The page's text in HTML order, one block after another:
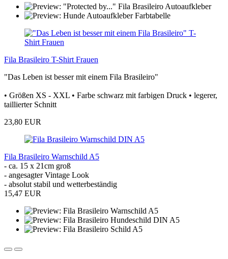
Fila Brasileiro T-Shirt Frauen
"Das Leben ist besser mit einem Fila Brasileiro"
• Größen XS - XXL • Farbe schwarz mit farbigen Druck • legerer,
taillierter Schnitt
23,80 EUR
Fila Brasileiro Warnschild A5
- ca. 15 x 21cm groß
- angesagter Vintage Look
- absolut stabil und wetterbeständig
15,47 EUR